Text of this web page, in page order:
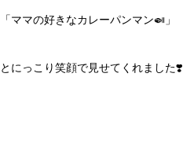
「ママの好きなカレーパンマン🍛」
とにっこり笑顔で見せてくれました❣️